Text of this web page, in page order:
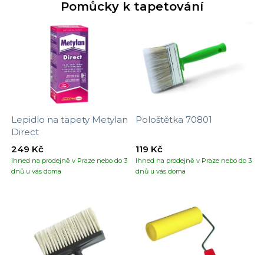
Pomůcky k tapetování
Lepidlo na tapety Metylan
Direct
Ihned na prodejně v Praze nebo do 3
dnů u vás doma
249 Kč
Pološtětka 70801
Ihned na prodejně v Praze nebo do 3
dnů u vás doma
119 Kč